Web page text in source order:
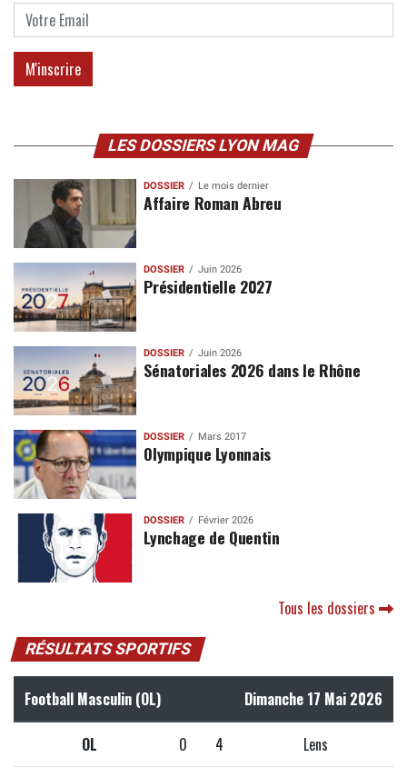
LES DOSSIERS LYON MAG
DOSSIER Le mois dernier
Affaire Roman Abreu
DOSSIER Juin 2026
Présidentielle 2027
DOSSIER Juin 2026
Sénatoriales 2026 dans le Rhône
DOSSIER Mars 2017
Olympique Lyonnais
DOSSIER Février 2026
Lynchage de Quentin
Tous les dossiers
RÉSULTATS SPORTIFS
Football Masculin (OL) Dimanche 17 Mai 2026
OL 0 4 Lens